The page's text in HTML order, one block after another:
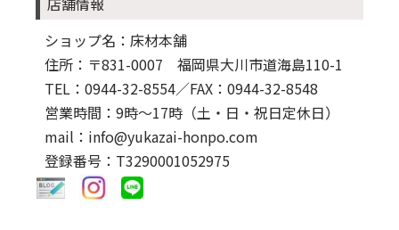
ショップ名：床材本舗
住所：〒831-0007 福岡県大川市道海島110-1
TEL：0944-32-8554／FAX：0944-32-8548
営業時間：9時～17時（土・日・祝日定休日）
mail：info@yukazai-honpo.com
登録番号：T3290001052975